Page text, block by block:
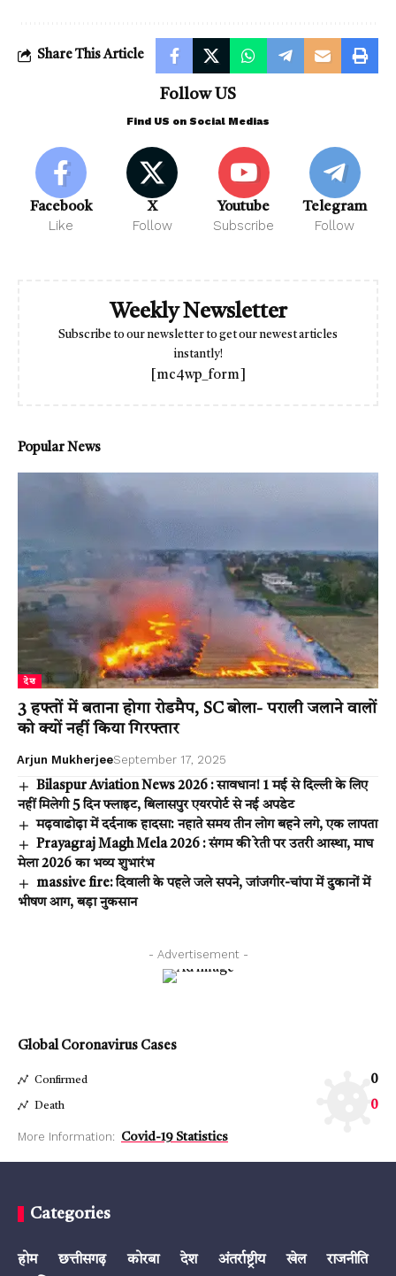
Share This Article
Follow US
Find US on Social Medias
Facebook
Like
X
Follow
Youtube
Subscribe
Telegram
Follow
Weekly Newsletter
Subscribe to our newsletter to get our newest articles
instantly!
[mc4wp_form]
Popular News
देश
3 हफ्तों में बताना होगा रोडमैप, SC बोला- पराली जलाने वालों
को क्यों नहीं किया गिरफ्तार
Arjun MukherjeeSeptember 17, 2025
Bilaspur Aviation News 2026 : सावधान! 1 मई से दिल्ली के लिए
नहीं मिलेगी 5 दिन फ्लाइट, बिलासपुर एयरपोर्ट से नई अपडेट
मढ़वाढोढ़ा में दर्दनाक हादसा: नहाते समय तीन लोग बहने लगे, एक लापता
Prayagraj Magh Mela 2026 : संगम की रेती पर उतरी आस्था, माघ
मेला 2026 का भव्य शुभारंभ
massive fire: दिवाली के पहले जले सपने, जांजगीर-चांपा में दुकानों में
भीषण आग, बड़ा नुकसान
- Advertisement -
Global Coronavirus Cases
Confirmed 0
Death 0
More Information: Covid-19 Statistics
Categories
होम छत्तीसगढ़ कोरबा देश अंतर्राष्ट्रीय खेल राजनीति